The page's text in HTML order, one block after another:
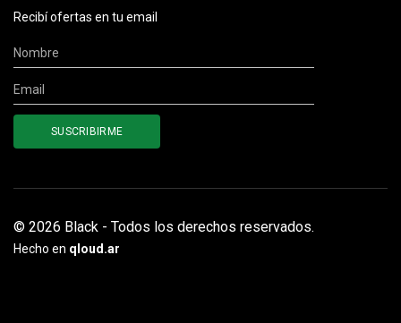
Recibí ofertas en tu email
© 2026 Black - Todos los derechos reservados.
Hecho en qloud.ar